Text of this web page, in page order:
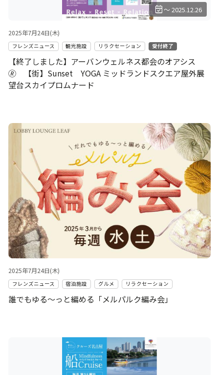
event_available～ 2025.12.26
2025年7月24日(木)
フレンズニュース 観光施設 リラクセーション 受付終了
【終了しました】アーバンウェルネス都会のオアシス
🄬 【街】Sunset YOGA ミッドランドスクエア屋外展
望台スカイプロムナード
2025年7月24日(木)
フレンズニュース 宿泊施設 グルメ リラクセーション
誰でもゆる～っと編める「メルパルク編み会」